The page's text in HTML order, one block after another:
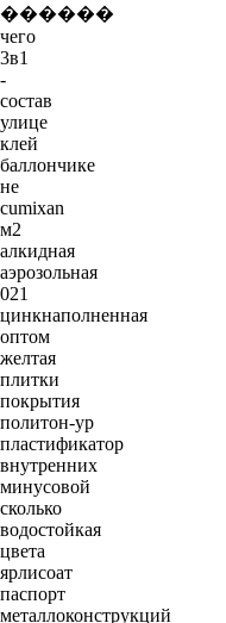
������
чего
3в1
-
состав
улице
клей
баллончике
не
cumixan
м2
алкидная
аэрозольная
021
цинкнаполненная
оптом
желтая
плитки
покрытия
политон-ур
пластификатор
внутренних
минусовой
сколько
водостойкая
цвета
ярлисоат
паспорт
металлоконструкций